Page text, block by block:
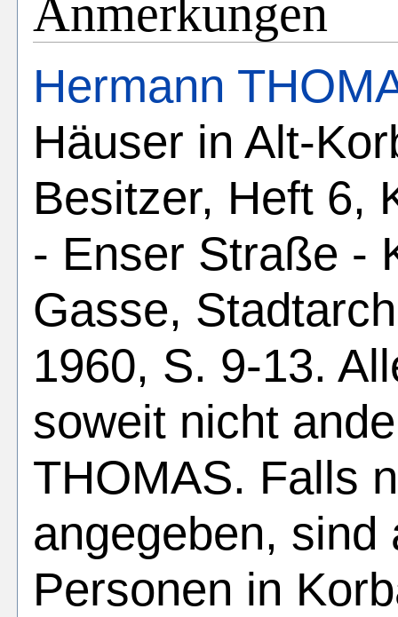
Anmerkungen
Hermann
Häuser in Alt-
Besitzer, Heft 6,
- Enser Straße -
Gasse,
1960, S. 9-13.
soweit nicht
THOMAS. Falls
angegeben, sind
Personen in